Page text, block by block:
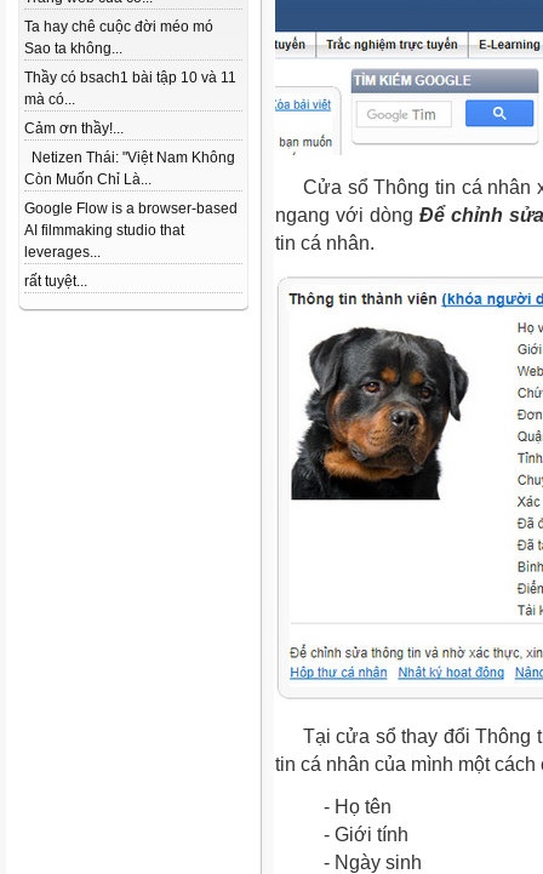
Ta hay chê cuộc đời méo mó
Sao ta không...
Thầy có bsach1 bài tập 10 và 11
mà có...
Cảm ơn thầy!...
Netizen Thái: "Việt Nam Không
Còn Muốn Chỉ Là...
Google Flow is a browser-based
AI filmmaking studio that
leverages...
rất tuyệt...
Cửa sổ Thông tin cá nhân
ngang với dòng Để chỉnh
tin cá nhân.
Tại cửa sổ thay đổi Thông
tin cá nhân của mình một
- Họ tên
- Giới tính
- Ngày sinh